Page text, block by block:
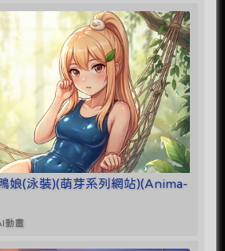
娘(泳裝)(萌芽系列網站)(Anima-
動畫